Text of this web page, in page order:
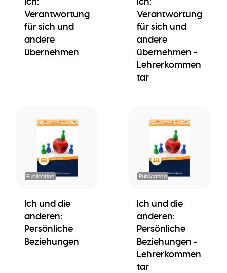
Verantwortung
für sich und
andere
übernehmen
Verantwortung
für sich und
andere
übernehmen -
Lehrerkommen
tar
Publication
Ich und die
anderen:
Persönliche
Beziehungen
Publication
Ich und die
anderen:
Persönliche
Beziehungen -
Lehrerkommen
tar